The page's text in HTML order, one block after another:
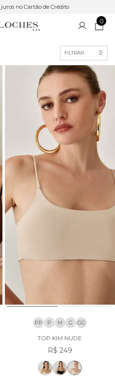
no Cartão de Crédito
0
FILTRAR
PP P M G GG
TOP KIM NUDE
R$ 249